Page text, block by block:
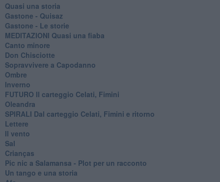
Quasi una storia
Gastone - Quisaz
Gastone - Le storie
MEDITAZIONI Quasi una fiaba
Canto minore
Don Chisciotte
Sopravvivere a Capodanno
Ombre
Inverno
FUTURO Il carteggio Celati, Fimini
Oleandra
SPIRALI Dal carteggio Celati, Fimini e ritorno
Lettere
Il vento
Sal
Crianças
Pic nic a Salamansa - Plot per un racconto
Un tango e una storia